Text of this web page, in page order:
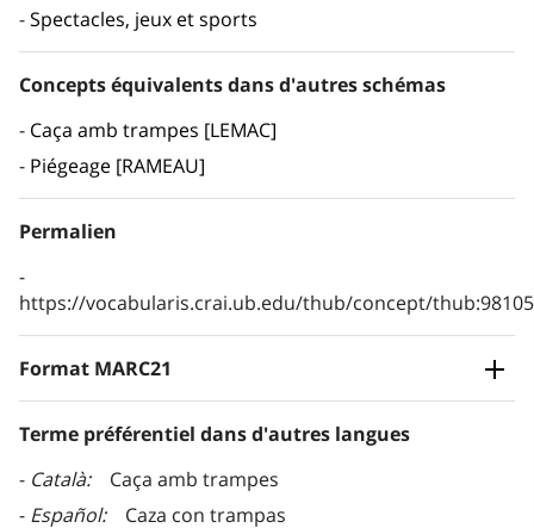
Spectacles, jeux et sports
Concepts équivalents dans d'autres schémas
Caça amb trampes [LEMAC]
Piégeage [RAMEAU]
Permalien
https://vocabularis.crai.ub.edu/thub/concept/
Format MARC21
Terme préférentiel dans d'autres langues
Català
Caça amb trampes
Español
Caza con trampas